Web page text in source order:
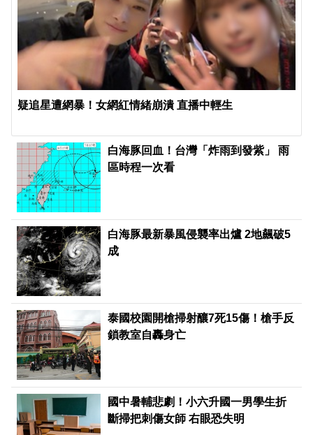
疑追星遭網暴！女網紅情緒崩潰 直播中輕生
白海豚回血！台灣「炸雨到發紫」 雨
區時程一次看
白海豚最新暴風侵襲率出爐 2地飆破5
成
泰國校園開槍掃射釀7死15傷！槍手反
鎖教室自轟身亡
國中暑輔悲劇！小六升國一男學生折
斷掃把刺傷女師 右眼恐失明